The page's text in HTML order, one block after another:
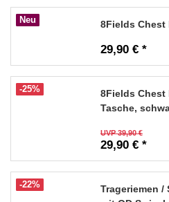
Neu 8Fields Chest
29,90 € *
-25%
8Fields Chest
Tasche,
UVP 39,90 €
29,90 € *
-22%
Trageriemen